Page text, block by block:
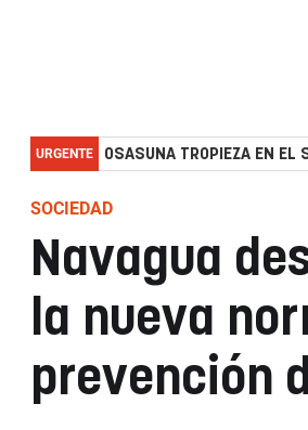
URGENTE OSASUNA TROPIEZA EN EL
SOCIEDAD
Navagua
la nueva
prevención